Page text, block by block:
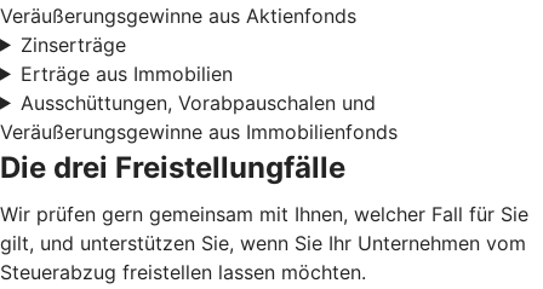
Veräußerungsgewinne aus Aktienfonds
Zinserträge
Erträge aus Immobilien
Ausschüttungen, Vorabpauschalen und
Veräußerungsgewinne aus Immobilienfonds
Die drei Freistellungfälle
Wir prüfen gern gemeinsam mit Ihnen, welcher Fall für Sie
gilt, und unterstützen Sie, wenn Sie Ihr Unternehmen vom
Steuerabzug freistellen lassen möchten.